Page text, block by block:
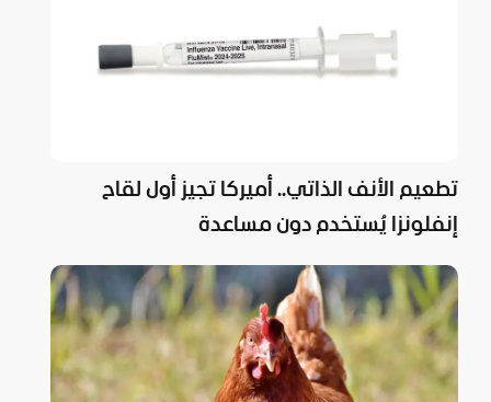
تطعيم الأنف الذاتي.. أميركا تجيز أول لقاح
إنفلونزا يُستخدم دون مساعدة